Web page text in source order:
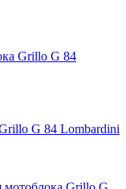
Grillo G 84
G 84 Lombardini